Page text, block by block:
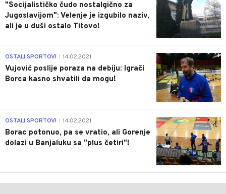
"Socijalističko čudo nostalgično za
Jugoslavijom": Velenje je izgubilo naziv,
ali je u duši ostalo Titovo!
1
OSTALI SPORTOVI 14.02.2021.
Vujović poslije poraza na debiju: Igrači
Borca kasno shvatili da mogu!
3
OSTALI SPORTOVI 14.02.2021.
Borac potonuo, pa se vratio, ali Gorenje
dolazi u Banjaluku sa "plus četiri"!